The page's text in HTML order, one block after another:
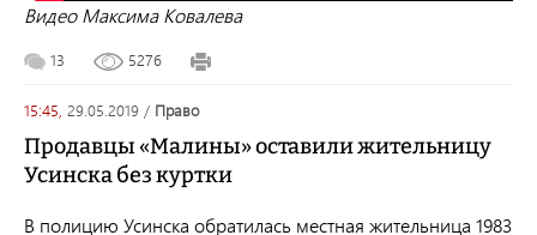
Видео Максима Ковалева
13 5276
15:45, 29.05.2019 / право
Продавцы «Малины» оставили жительницу
Усинска без куртки
В полицию Усинска обратилась местная жительница 1983